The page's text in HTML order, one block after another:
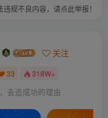
规不良内容，请点此举报！
关注
33 318W+
去追成功的理由